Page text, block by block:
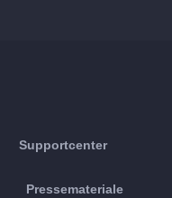
Supportcenter
Pressemateriale